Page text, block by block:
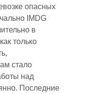
е опасных
IMDG
в
только
,
стало
над
Последние